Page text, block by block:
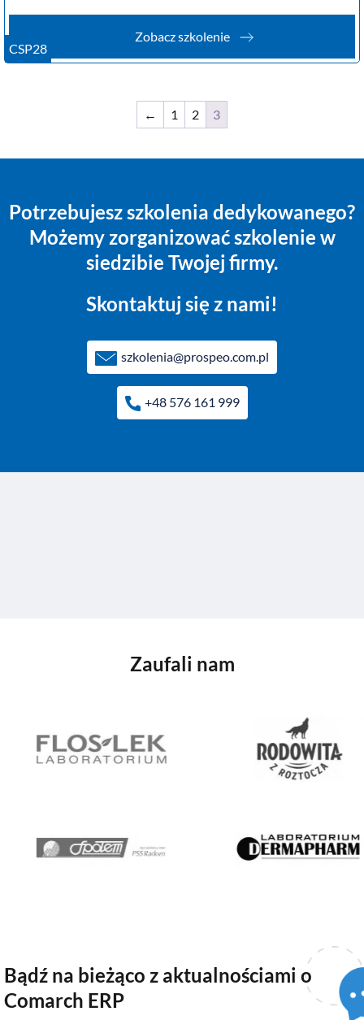
CSP28
Zobacz szkolenie
← 1 2 3
Potrzebujesz szkolenia dedykowanego?
Możemy zorganizować szkolenie w
siedzibie Twojej firmy.
Skontaktuj się z nami!
szkolenia@prospeo.com.pl
+48 576 161 999
Zaufali nam
Bądź na bieżąco z aktualnościami o
Comarch ERP